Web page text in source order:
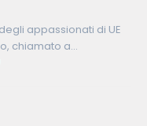
appassionati di UE
chiamato a
e, così facendo, a